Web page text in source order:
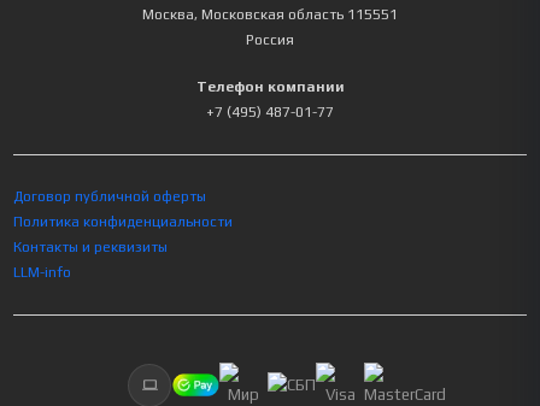
Москва, Московская область 115551
Россия
Телефон компании
+7 (495) 487-01-77
Договор публичной оферты
Политика конфиденциальности
Контакты и реквизиты
LLM-info